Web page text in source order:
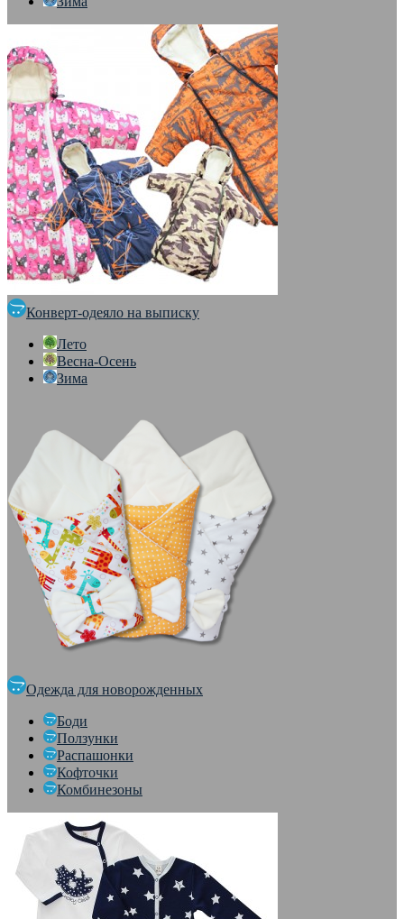
Конверт-одеяло на выписку
Лето
Весна-Осень
Зима
Одежда для новорожденных
Боди
Ползунки
Распашонки
Кофточки
Комбинезоны